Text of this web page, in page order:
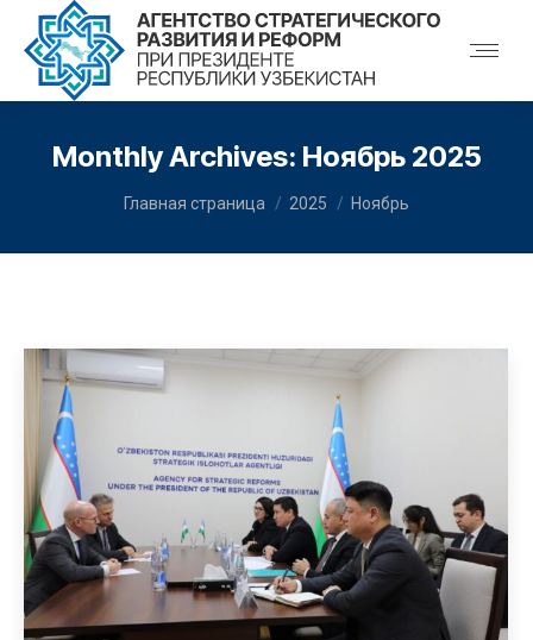
Monthly Archives: Ноябрь 2025
You are here:
Главная страница 2025 Ноябрь